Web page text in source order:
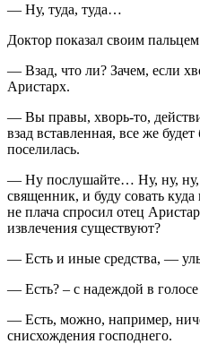
— Ну, туда, туда…
Доктор показал своим
— Взад, что ли? Зачем, если
Аристарх.
— Вы правы, хворь-то,
взад вставленная, все же
поселилась.
— Ну послушайте… Ну, ну, ну,
священник, и буду совать
не плача спросил отец
извлечения существуют?
— Есть и иные средства, —
— Есть? – с надеждой в
— Есть, можно, например,
снисхождения господнего.